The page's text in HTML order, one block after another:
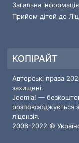
Загальна інформація
Прийом дітей до
КОПІРАЙТ
Авторські права
захищені.
Joomla! —
розповсюджується
ліцензія.
2006-2022 ©